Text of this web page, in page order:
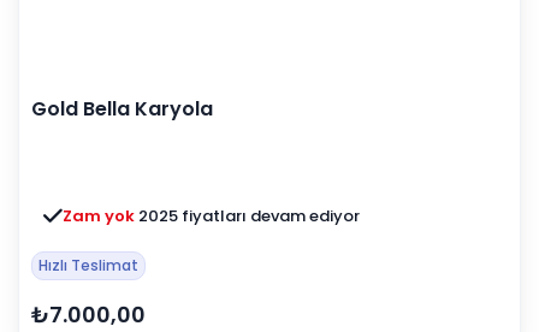
Gold Bella Karyola
Zam yok 2025 fiyatları devam ediyor
Hızlı Teslimat
₺7.000,00